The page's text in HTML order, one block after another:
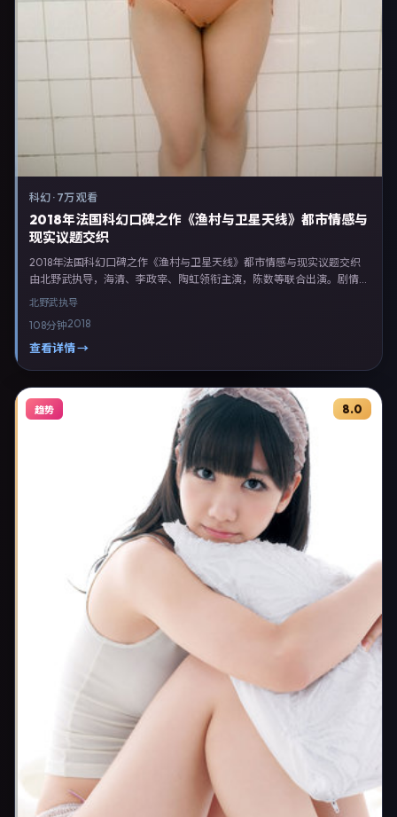
科幻 · 7万 观看
2018年法国科幻口碑之作《渔村与卫星天线》都市情感与
现实议题交织
2018年法国科幻口碑之作《渔村与卫星天线》都市情感与现实议题交织
由北野武执导，海清、李政宰、陶虹领衔主演，陈数等联合出演。剧情以
科幻类型为主线，融合法国本土叙事与人物弧光，适合检索「科幻电影
全国多城路演与线上观影同步开启。影片在节奏、摄影与配乐上强调沉浸
体验，可作为片单推荐、影评长文与专题策划的引用素材。
北野武执导
108分钟2018
查看详情 →
趋势 8.0